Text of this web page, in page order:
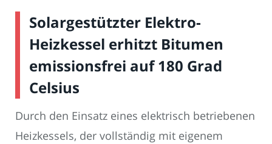
Solargestützter Elektro-
Heizkessel erhitzt Bitumen
emissionsfrei auf 180 Grad
Celsius
Durch den Einsatz eines elektrisch betriebenen
Heizkessels, der vollständig mit eigenem